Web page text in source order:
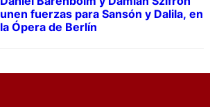
unen fuerzas para Sansón y Dalila, en
la Ópera de Berlín